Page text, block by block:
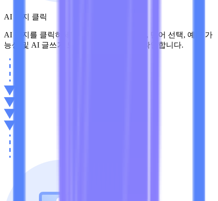
AI 감지 클릭
AI 감지를 클릭하세요. Lynote는 문장 패턴, 단어 선택, 예측 가
능성 및 AI 글쓰기 도구와 관련된 신호를 확인합니다.